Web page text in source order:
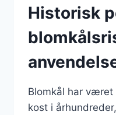
Historisk
Blomkål har været
kost i